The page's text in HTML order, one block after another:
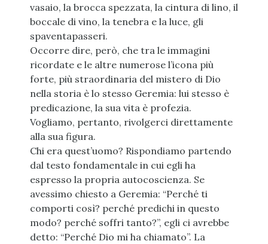
vasaio, la brocca spezzata, la cintura di lino, il
boccale di vino, la tenebra e la luce, gli
spaventapasseri.
Occorre dire, però, che tra le immagini
ricordate e le altre numerose l’icona più
forte, più straordinaria del mistero di Dio
nella storia è lo stesso Geremia: lui stesso è
predicazione, la sua vita è profezia.
Vogliamo, pertanto, rivolgerci direttamente
alla sua figura.
Chi era quest’uomo? Rispondiamo partendo
dal testo fondamentale in cui egli ha
espresso la propria autocoscienza. Se
avessimo chiesto a Geremia: “Perché ti
comporti così? perché predichi in questo
modo? perché soffri tanto?”, egli ci avrebbe
detto: “Perché Dio mi ha chiamato”. La